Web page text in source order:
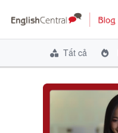
Tất cả
Chuyển
nội